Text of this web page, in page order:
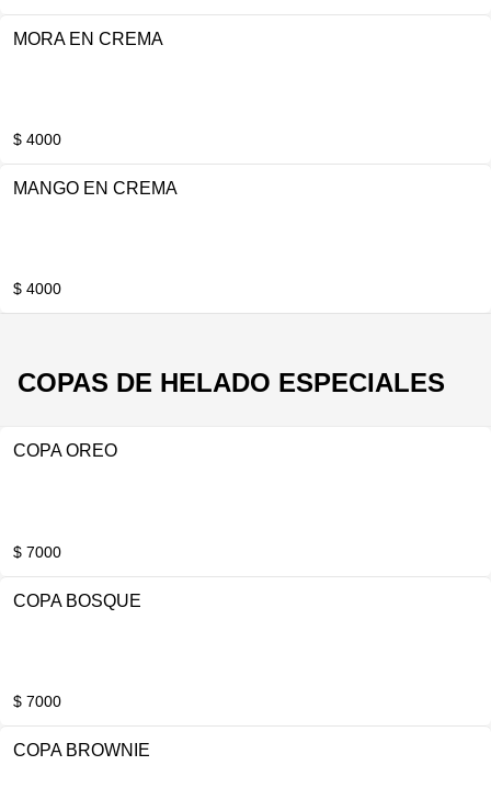
MORA EN CREMA
$ 4000
MANGO EN CREMA
$ 4000
COPAS DE HELADO ESPECIALES
COPA OREO
$ 7000
COPA BOSQUE
$ 7000
COPA BROWNIE